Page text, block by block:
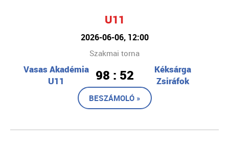
U11
2026-06-06, 12:00
Szakmai torna
Vasas Akadémia
U11
98 : 52
Kéksárga
Zsiráfok
BESZÁMOLÓ »